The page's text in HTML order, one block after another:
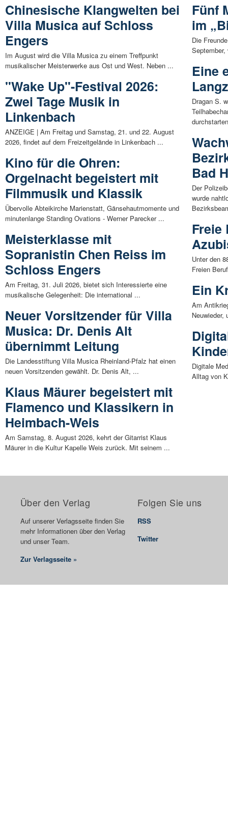
Chinesische Klangwelten bei
Villa Musica auf Schloss
Engers
Im August wird die Villa Musica zu einem Treffpunkt
musikalischer Meisterwerke aus Ost und West. Neben ...
"Wake Up"-Festival 2026:
Zwei Tage Musik in
Linkenbach
ANZEIGE | Am Freitag und Samstag, 21. und 22. August
2026, findet auf dem Freizeitgelände in Linkenbach ...
Kino für die Ohren:
Orgelnacht begeistert mit
Filmmusik und Klassik
Übervolle Abteikirche Marienstatt, Gänsehautmomente und
minutenlange Standing Ovations - Werner Parecker ...
Meisterklasse mit
Sopranistin Chen Reiss im
Schloss Engers
Am Freitag, 31. Juli 2026, bietet sich Interessierte eine
musikalische Gelegenheit: Die international ...
Neuer Vorsitzender für Villa
Musica: Dr. Denis Alt
übernimmt Leitung
Die Landesstiftung Villa Musica Rheinland-Pfalz hat einen
neuen Vorsitzenden gewählt. Dr. Denis Alt, ...
Klaus Mäurer begeistert mit
Flamenco und Klassikern in
Heimbach-Weis
Am Samstag, 8. August 2026, kehrt der Gitarrist Klaus
Mäurer in die Kultur Kapelle Weis zurück. Mit seinem ...
Fünf
im
Die
Eine
Dragan S.
Bad
Der
wurde
Freie
Unter den
Freien
Ein
Am
Digitale
Alltag von
Über den Verlag
Auf unserer Verlagsseite finden Sie
mehr Informationen über den Verlag
und unser Team.
Zur Verlagsseite »
Folgen Sie uns
RSS
Twitter